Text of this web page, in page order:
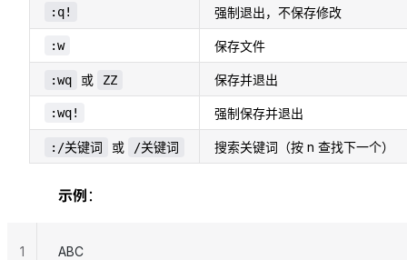
:q! 强制退出，不保存修改
:w 保存文件
:wq 或 ZZ 保存并退出
:wq! 强制保存并退出
:/关键词 或 /关键词 搜索关键词（按 n 查找下一个）
示例 ：
ABC
1